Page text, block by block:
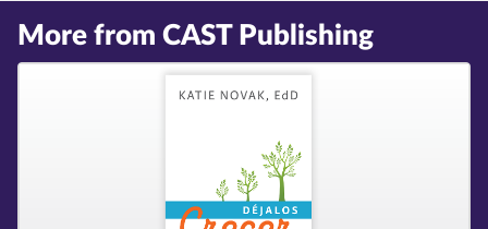
More from CAST Publishing